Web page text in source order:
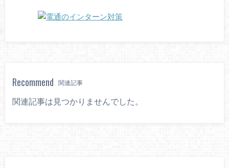
Recommend 関連記事
関連記事は見つかりませんでした。